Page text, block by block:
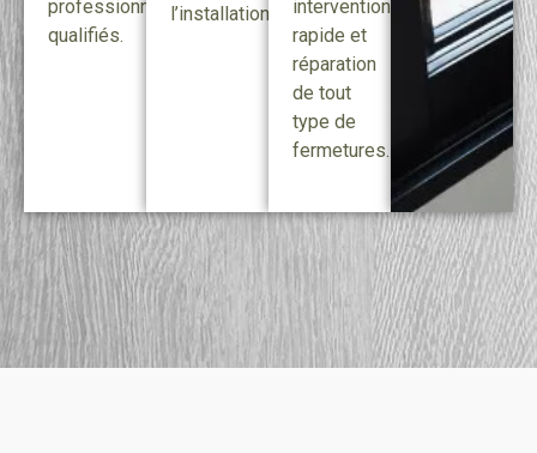
professionnels
qualifiés.
l’installation.
intervention
rapide et
réparation
de tout
type de
fermetures.